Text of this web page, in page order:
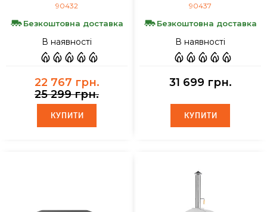
90432
Безкоштовна доставка
В наявності
22 767 грн.
25 299 грн.
КУПИТИ
КУПИТИ
90437
Безкоштовна доставка
В наявності
31 699 грн.
КУПИТИ
КУПИТИ